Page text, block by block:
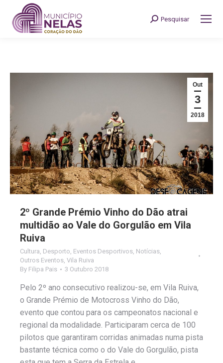
Search:
Pesquisar
Out
3
2018
2º Grande Prémio Vinho do Dão atrai
multidão ao Vale do Gorgulão em Vila
Ruiva
Cultura, Desporto, Eventos Desportivos, Notícias,
Outros Eventos, Vila Ruiva
By Filipa Pais 3 Outubro 2018
Pelo 2º ano consecutivo realizou-se, em Vila Ruiva,
o Grande Prémio de Motocross Vinho do Dão,
evento que contou para os campeonatos nacional e
regional da modalidade. Participaram cerca de 100
pilotos que garantiram corridas animadas numa pista
bastante técnica como o do Vale do Gorgulão, pista